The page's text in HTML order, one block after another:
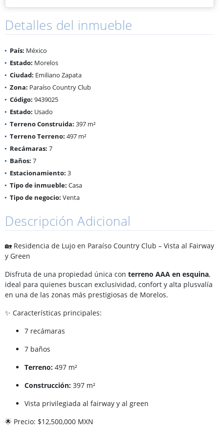
Detalles del inmueble
País: México
Estado: Morelos
Ciudad: Emiliano Zapata
Zona: Paraíso Country Club
Código: 9439025
Estado: Usado
Terreno Construida: 397 m²
Terreno Terreno: 497 m²
Recámaras: 7
Baños: 7
Estacionamiento: 3
Tipo de inmueble: Casa
Tipo de negocio: Venta
Descripción Adicional
🏡 Residencia de Lujo en Paraíso Country Club – Vista al Fairway
y Green
Disfruta de una propiedad única con terreno AAA en esquina,
ideal para quienes buscan exclusividad, confort y alta plusvalía
en una de las zonas más prestigiosas de Morelos.
✨ Características principales:
7 recámaras
7 baños
Terreno: 497 m²
Construcción: 397 m²
Vista privilegiada al fairway y al green
🌟 Precio: $12,500,000 MXN